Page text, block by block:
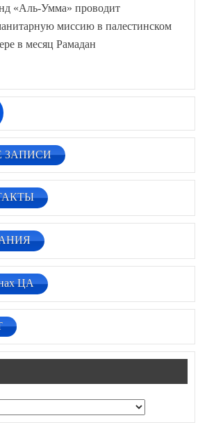
«Аль-Умма» проводит
миссию в палестинском
в месяц Рамадан
ЗАПИСИ
ЦА